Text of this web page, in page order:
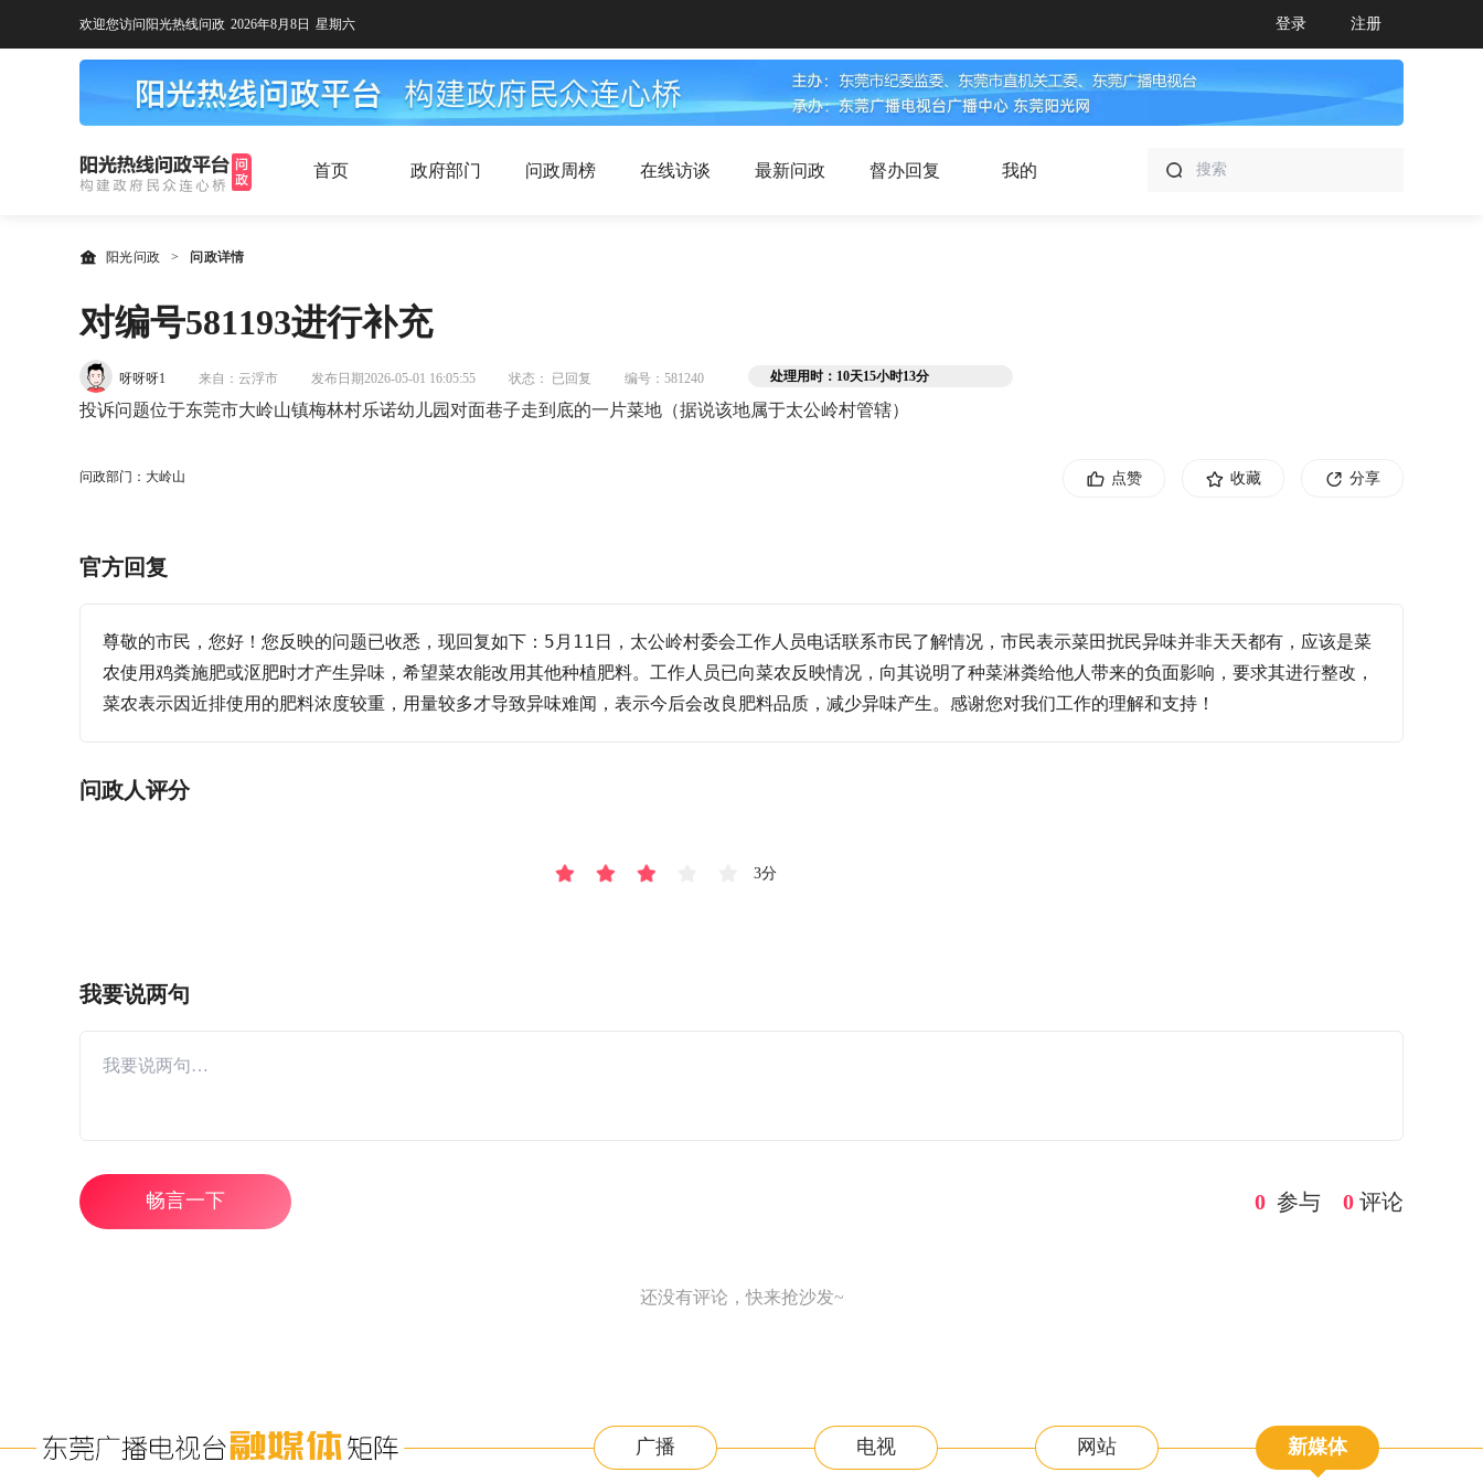
欢迎您访问阳光热线问政 2026年8月8日 星期六 登录 注册
首页 政府部门 问政周榜 在线访谈 最新问政 督办回复 我的
阳光问政 > 问政详情
对编号581193进行补充
呀呀呀1 来自：云浮市 发布日期2026-05-01 16:05:55 状态： 已回复 编号：581240 处理用时：10天15小时13分
投诉问题位于东莞市大岭山镇梅林村乐诺幼儿园对面巷子走到底的一片菜地（据说该地属于太公岭村管辖）
问政部门：大岭山 点赞 收藏 分享
官方回复
尊敬的市民，您好！您反映的问题已收悉，现回复如下：5月11日，太公岭村委会工作人员电话联系市民了解情况，市民表示菜田扰民异味并非天天都有，应该是菜
农使用鸡粪施肥或沤肥时才产生异味，希望菜农能改用其他种植肥料。工作人员已向菜农反映情况，向其说明了种菜淋粪给他人带来的负面影响，要求其进行整改，
菜农表示因近排使用的肥料浓度较重，用量较多才导致异味难闻，表示今后会改良肥料品质，减少异味产生。感谢您对我们工作的理解和支持！
问政人评分
3分
我要说两句
畅言一下 0 参与 0 评论
还没有评论，快来抢沙发~
广播 电视 网站 新媒体